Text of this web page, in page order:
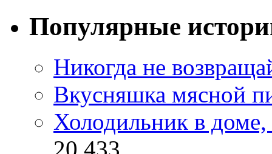
Популярные
Никогда не
Вкусняшка мясной
Холодильник в доме,